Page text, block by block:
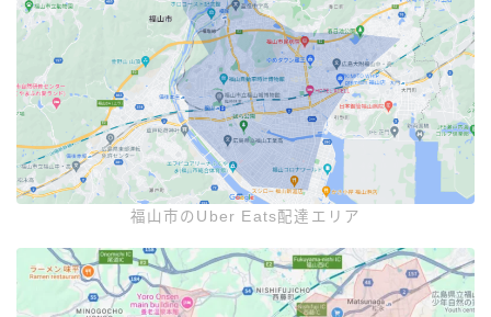
福山市のUber Eats配達エリア